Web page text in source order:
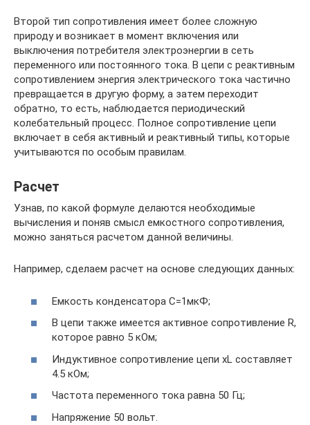
Второй тип сопротивления имеет более сложную
природу и возникает в момент включения или
выключения потребителя электроэнергии в сеть
переменного или постоянного тока. В цепи с реактивным
сопротивлением энергия электрического тока частично
превращается в другую форму, а затем переходит
обратно, то есть, наблюдается периодический
колебательный процесс. Полное сопротивление цепи
включает в себя активный и реактивный типы, которые
учитываются по особым правилам.
Расчет
Узнав, по какой формуле делаются необходимые
вычисления и поняв смысл емкостного сопротивления,
можно заняться расчетом данной величины.
Например, сделаем расчет на основе следующих данных:
Емкость конденсатора C=1мкФ;
В цепи также имеется активное сопротивление R,
которое равно 5 кОм;
Индуктивное сопротивление цепи xL составляет
4.5 кОм;
Частота переменного тока равна 50 Гц;
Напряжение 50 вольт.